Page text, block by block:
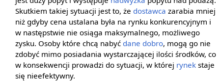
Skutkiem takiej sytuacji jest to, że dostawca zarabia mniej
niż gdyby cena ustalana była na rynku konkurencyjnym i
w następstwie nie osiąga maksymalnego, możliwego
zysku. Osoby które chcą nabyć dane dobro, mogą go nie
zdobyć mimo posiadania wystarczającej ilości środków, co
w konsekwencji prowadzi do sytuacji, w której rynek staje
się nieefektywny.